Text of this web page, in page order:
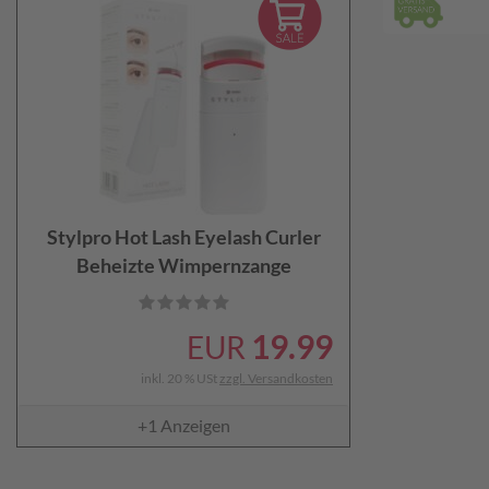
Stylpro Hot Lash Eyelash Curler
Beheizte Wimpernzange
EUR 19.99
inkl. 20 % USt zzgl. Versandkosten
+1 Anzeigen